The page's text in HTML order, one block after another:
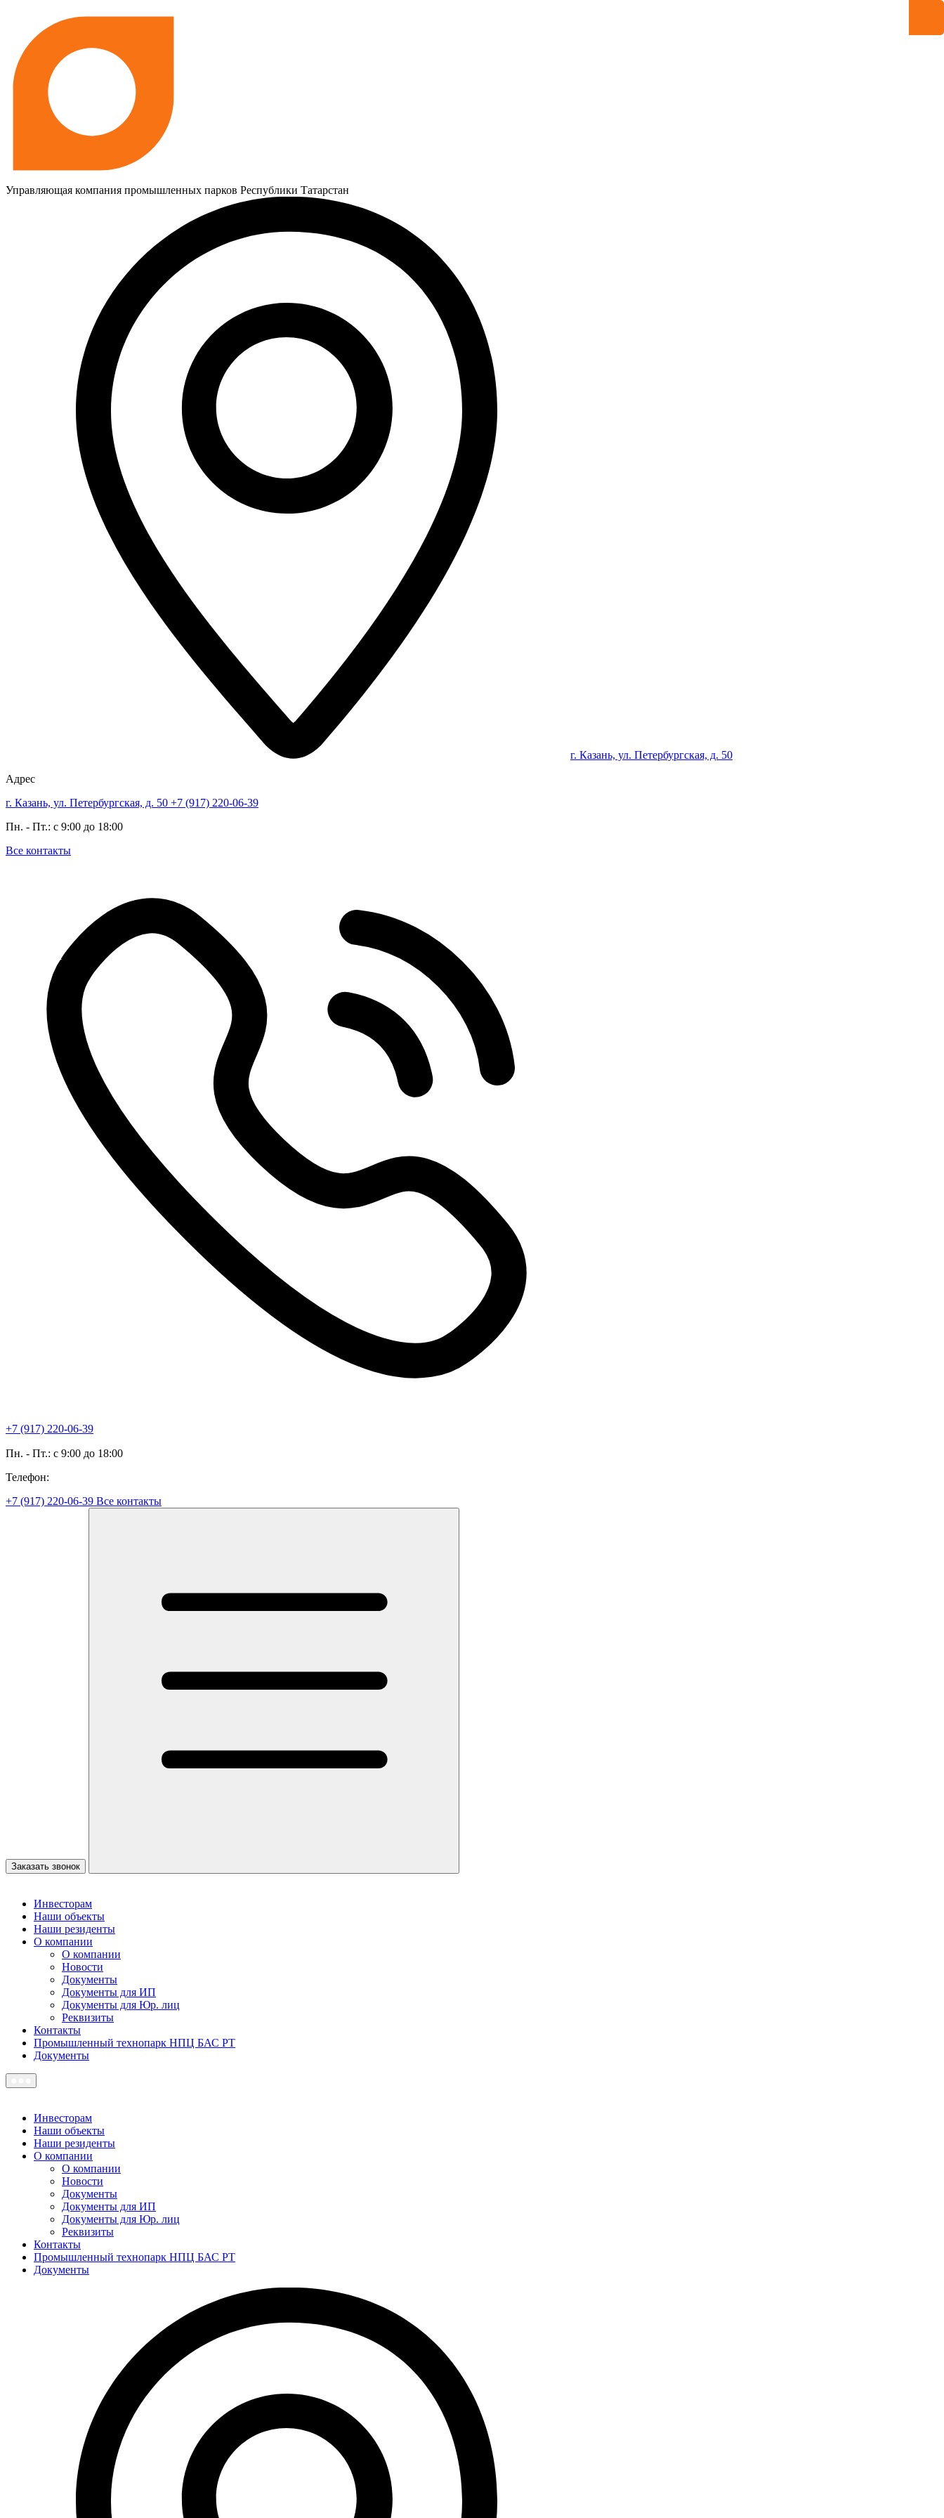
Управляющая компания промышленных парков Республики Татарстан
г. Казань, ул. Петербургская, д. 50
Адрес
г. Казань, ул. Петербургская, д. 50 +7 (917) 220-06-39
Пн. - Пт.: с 9:00 до 18:00
Все контакты
+7 (917) 220-06-39
Пн. - Пт.: с 9:00 до 18:00
Телефон:
+7 (917) 220-06-39 Все контакты
Заказать звонок
Инвесторам
Наши объекты
Наши резиденты
О компании
О компании
Новости
Документы
Документы для ИП
Документы для Юр. лиц
Реквизиты
Контакты
Промышленный технопарк НПЦ БАС РТ
Документы
Инвесторам
Наши объекты
Наши резиденты
О компании
О компании
Новости
Документы
Документы для ИП
Документы для Юр. лиц
Реквизиты
Контакты
Промышленный технопарк НПЦ БАС РТ
Документы